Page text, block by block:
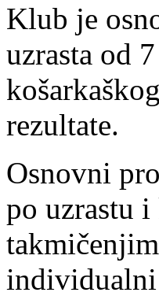
Klub je
uzrasta od
rezultate.
Osnovni
po uzrastu
individualni